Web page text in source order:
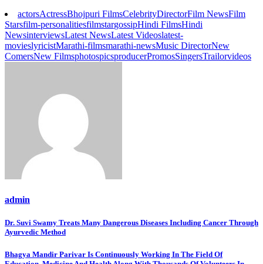
actorsActressBhojpuri FilmsCelebrityDirectorFilm NewsFilm
Starsfilm-personalitiesfilmstargossipHindi FilmsHindi
NewsinterviewsLatest NewsLatest Videoslatest-
movieslyricistMarathi-filmsmarathi-newsMusic DirectorNew
ComersNew FilmsphotospicsproducerPromosSingersTrailorvideos
admin
Post
navigation
Dr. Suvi Swamy Treats Many Dangerous Diseases Including Cancer Through
Ayurvedic Method
Bhagya Mandir Parivar Is Continuously Working In The Field Of